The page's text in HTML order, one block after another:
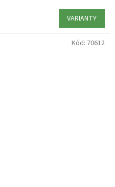
VARIANTY
Kód: 70612